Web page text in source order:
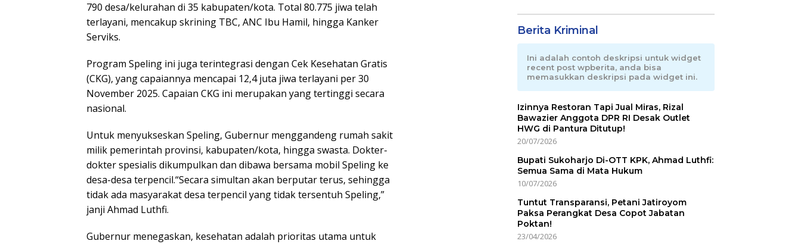
790 desa/kelurahan di 35 kabupaten/kota. Total 80.775 jiwa telah
terlayani, mencakup skrining TBC, ANC Ibu Hamil, hingga Kanker
Serviks.
Program Speling ini juga terintegrasi dengan Cek Kesehatan Gratis
(CKG), yang capaiannya mencapai 12,4 juta jiwa terlayani per 30
November 2025. Capaian CKG ini merupakan yang tertinggi secara
nasional.
Untuk menyukseskan Speling, Gubernur menggandeng rumah sakit
milik pemerintah provinsi, kabupaten/kota, hingga swasta. Dokter-
dokter spesialis dikumpulkan dan dibawa bersama mobil Speling ke
desa-desa terpencil.“Secara simultan akan berputar terus, sehingga
tidak ada masyarakat desa terpencil yang tidak tersentuh Speling,”
janji Ahmad Luthfi.
Gubernur menegaskan, kesehatan adalah prioritas utama untuk
Berita Kriminal
Ini adalah contoh deskripsi untuk widget
recent post wpberita, anda bisa
memasukkan deskripsi pada widget ini.
Izinnya Restoran Tapi Jual Miras, Rizal
Bawazier Anggota DPR RI Desak Outlet
HWG di Pantura Ditutup!
20/07/2026
Bupati Sukoharjo Di-OTT KPK, Ahmad Luthfi:
Semua Sama di Mata Hukum
10/07/2026
Tuntut Transparansi, Petani Jatiroyom
Paksa Perangkat Desa Copot Jabatan
Poktan!
23/04/2026